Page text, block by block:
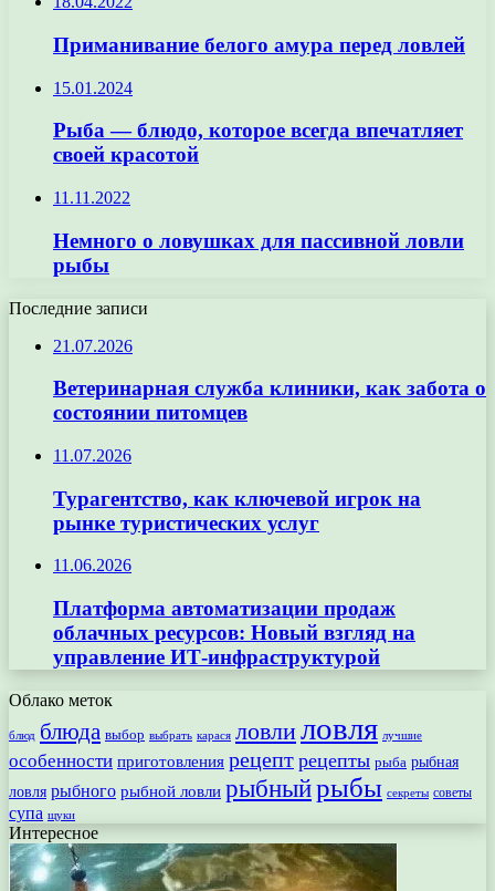
Приманивание белого амура перед ловлей
15.01.2024
Рыба — блюдо, которое всегда впечатляет
своей красотой
11.11.2022
Немного о ловушках для пассивной ловли
рыбы
Последние записи
21.07.2026
Ветеринарная служба клиники, как забота о
состоянии питомцев
11.07.2026
Турагентство, как ключевой игрок на
рынке туристических услуг
11.06.2026
Платформа автоматизации продаж
облачных ресурсов: Новый взгляд на
управление ИТ-инфраструктурой
Облако меток
блюд блюда выбор выбрать карася ловлиловля лучшие
особенности приготовления рецепт рецепты рыба рыбная
ловля рыбного рыбной ловли рыбныйрыбы секреты советы
супа щуки
Интересное